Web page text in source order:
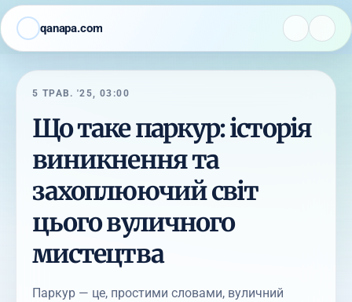
qanapa.com
5 ТРАВ. '25, 03:00
Що таке паркур: історія
виникнення та
захоплюючий світ
цього вуличного
мистецтва
Паркур — це, простими словами, вуличний